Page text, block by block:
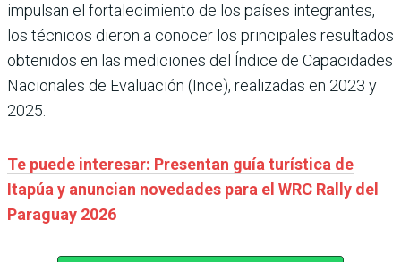
impulsan el fortalecimiento de los países integrantes,
los técnicos dieron a conocer los principales resultados
obtenidos en las mediciones del Índice de Capacidades
Nacionales de Evaluación (Ince), realizadas en 2023 y
2025.
Te puede interesar: Presentan guía turística de
Itapúa y anuncian novedades para el WRC Rally del
Paraguay 2026